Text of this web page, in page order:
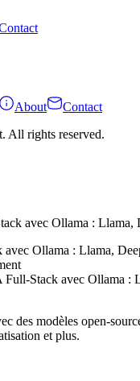
About
Contact
All rights reserved.
avec Ollama : Llama,
Stack avec Ollama :
des modèles open-
et plus.